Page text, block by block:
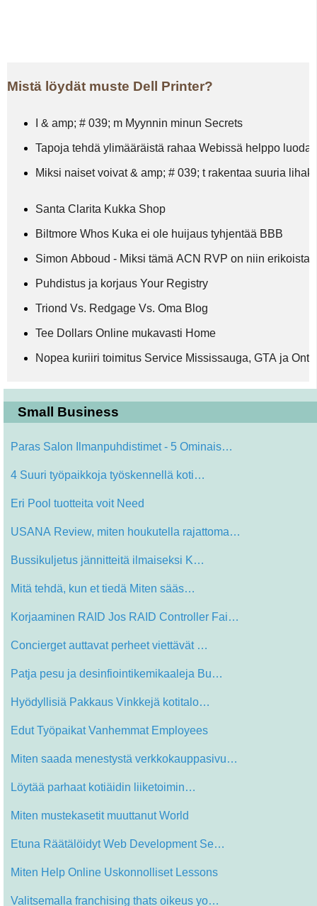
Mistä löydät muste Dell Printer?
I & amp; # 039; m Myynnin minun Secrets
Tapoja tehdä ylimääräistä rahaa Webissä helppo luoda
Miksi naiset voivat & amp; # 039; t rakentaa suuria
Santa Clarita Kukka Shop
Biltmore Whos Kuka ei ole huijaus tyhjentää BBB
Simon Abboud - Miksi tämä ACN RVP on niin erikoista
Puhdistus ja korjaus Your Registry
Triond Vs. Redgage Vs. Oma Blog
Tee Dollars Online mukavasti Home
Nopea kuriiri toimitus Service Mississauga, GTA ja
Small Business
Paras Salon Ilmanpuhdistimet - 5 Ominais…
4 Suuri työpaikkoja työskennellä koti…
Eri Pool tuotteita voit Need
USANA Review, miten houkutella rajattoma…
Bussikuljetus jännitteitä ilmaiseksi K…
Mitä tehdä, kun et tiedä Miten sääs…
Korjaaminen RAID Jos RAID Controller Fai…
Concierget auttavat perheet viettävät …
Patja pesu ja desinfiointikemikaaleja Bu…
Hyödyllisiä Pakkaus Vinkkejä kotitalo…
Edut Työpaikat Vanhemmat Employees
Miten saada menestystä verkkokauppasivu…
Löytää parhaat kotiäidin liiketoimin…
Miten mustekasetit muuttanut World
Etuna Räätälöidyt Web Development Se…
Miten Help Online Uskonnolliset Lessons
Valitsemalla franchising thats oikeus yo…